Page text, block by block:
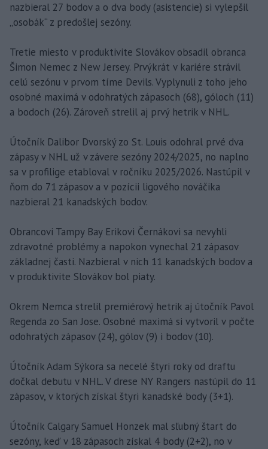
nazbieral 27 bodov a o dva body (asistencie) si vylepšil
„osobák“ z predošlej sezóny.
Tretie miesto v produktivite Slovákov obsadil obranca
Šimon Nemec z New Jersey. Prvýkrát v kariére strávil
celú sezónu v prvom tíme Devils. Vyplynuli z toho jeho
osobné maximá v odohratých zápasoch (68), góloch (11)
a bodoch (26). Zároveň strelil aj prvý hetrik v NHL.
Útočník Dalibor Dvorský zo St. Louis odohral prvé dva
zápasy v NHL už v závere sezóny 2024/2025, no naplno
sa v profilige etabloval v ročníku 2025/2026. Nastúpil v
ňom do 71 zápasov a v pozícii ligového nováčika
nazbieral 21 kanadských bodov.
Obrancovi Tampy Bay Erikovi Černákovi sa nevyhli
zdravotné problémy a napokon vynechal 21 zápasov
základnej časti. Nazbieral v nich 11 kanadských bodov a
v produktivite Slovákov bol piaty.
Okrem Nemca strelil premiérový hetrik aj útočník Pavol
Regenda zo San Jose. Osobné maximá si vytvoril v počte
odohratých zápasov (24), gólov (9) i bodov (10).
Útočník Adam Sýkora sa necelé štyri roky od draftu
dočkal debutu v NHL. V drese NY Rangers nastúpil do 11
zápasov, v ktorých získal štyri kanadské body (3+1).
Útočník Calgary Samuel Honzek mal sľubný štart do
sezóny, keď v 18 zápasoch získal 4 body (2+2), no v